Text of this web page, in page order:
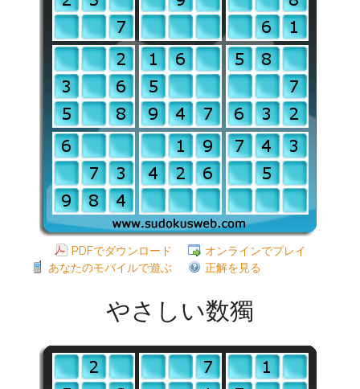
PDFでダウンロード
オンラインでプレイ
あなたのモバイルで遊ぶ
正解を見る
やさしい数獨